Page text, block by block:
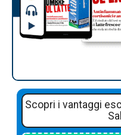
Scopri i vantaggi